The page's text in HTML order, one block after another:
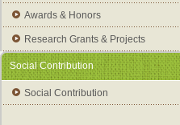
Awards & Honors
Research Grants & Projects
Social Contribution
Social Contribution